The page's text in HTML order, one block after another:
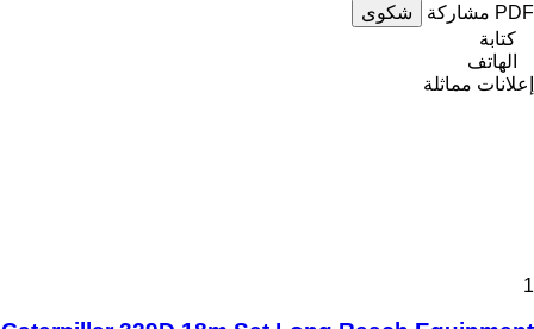
PDF مشاركة
شكوى
كتابة
الهاتف
إعلانات مماثلة
1